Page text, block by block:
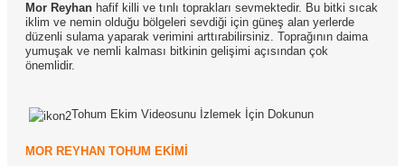
Mor Reyhan hafif killi ve tınlı toprakları sevmektedir. Bu bitki sıcak
iklim ve nemin olduğu bölgeleri sevdiği için güneş alan yerlerde
düzenli sulama yaparak verimini arttırabilirsiniz. Toprağının daima
yumuşak ve nemli kalması bitkinin gelişimi açısından çok
önemlidir.
Tohum Ekim Videosunu İzlemek İçin Dokunun
MOR REYHAN TOHUM EKİMİ